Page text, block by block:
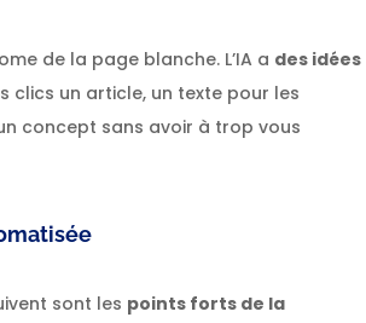
de la page blanche. L’IA a des idées
clics un article, un texte pour les
concept sans avoir à trop vous
sont les points forts de la